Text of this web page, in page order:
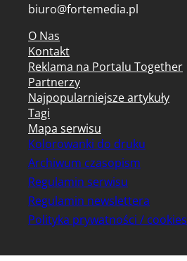
biuro@fortemedia.pl
O Nas
Kontakt
Reklama na Portalu Together
Partnerzy
Najpopularniejsze artykuły
Tagi
Mapa serwisu
Kolorowanki do druku
Archiwum czasopism
Regulamin serwisu
Regulamin newslettera
Polityka prywatności / cookies